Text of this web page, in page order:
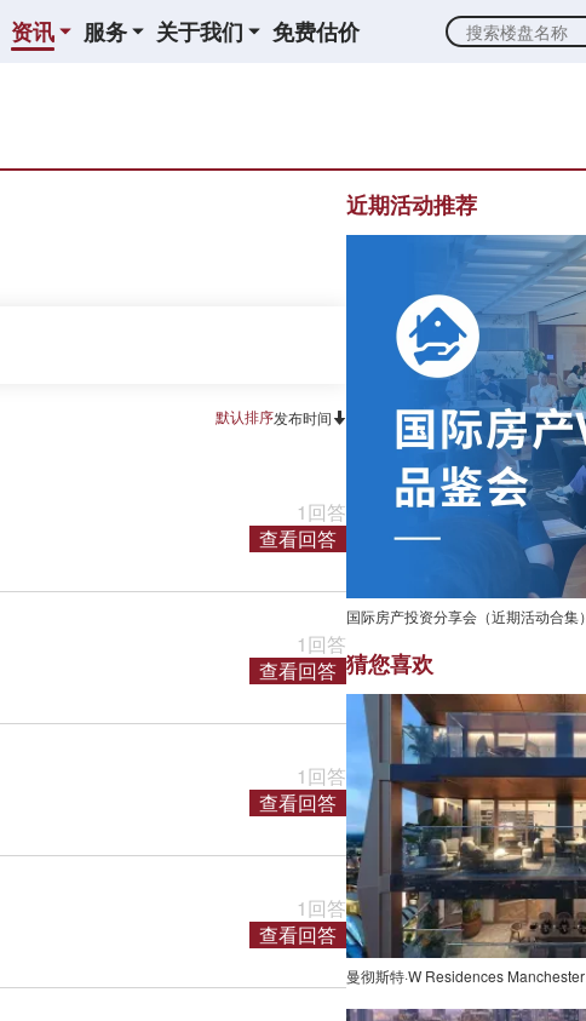
资讯 服务 关于我们 免费估价
默认排序发布时间
1回答
查看回答
1回答
查看回答
1回答
查看回答
1回答
查看回答
近期活动推荐
国际房产投资分享会（近期活动合集）
猜您喜欢
曼彻斯特·W Residences Manchester